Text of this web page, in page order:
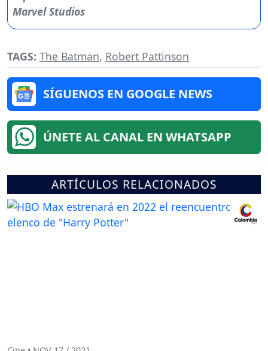
TAGS: The Batman, Robert Pattinson
SÍGUENOS EN GOOGLE NEWS
ÚNETE AL CANAL EN WHATSAPP
ARTÍCULOS RELACIONADOS